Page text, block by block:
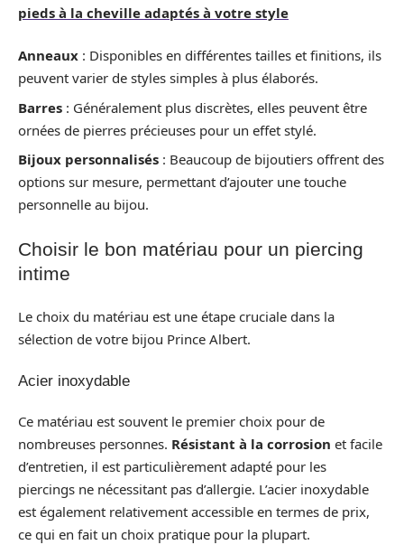
pieds à la cheville adaptés à votre style
Anneaux : Disponibles en différentes tailles et finitions, ils
peuvent varier de styles simples à plus élaborés.
Barres : Généralement plus discrètes, elles peuvent être
ornées de pierres précieuses pour un effet stylé.
Bijoux personnalisés : Beaucoup de bijoutiers offrent des
options sur mesure, permettant d’ajouter une touche
personnelle au bijou.
Choisir le bon matériau pour un piercing
intime
Le choix du matériau est une étape cruciale dans la
sélection de votre bijou Prince Albert.
Acier inoxydable
Ce matériau est souvent le premier choix pour de
nombreuses personnes. Résistant à la corrosion et facile
d’entretien, il est particulièrement adapté pour les
piercings ne nécessitant pas d’allergie. L’acier inoxydable
est également relativement accessible en termes de prix,
ce qui en fait un choix pratique pour la plupart.